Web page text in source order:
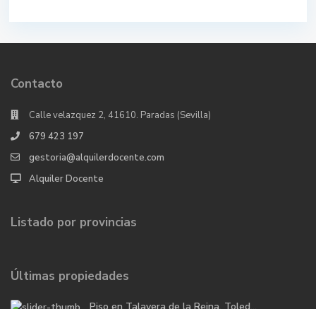
Contacto
Calle velazquez 2, 41610. Paradas (Sevilla)
679 423 197
gestoria@alquilerdocente.com
Alquiler Docente
Listado por provincias
Últimas propiedades